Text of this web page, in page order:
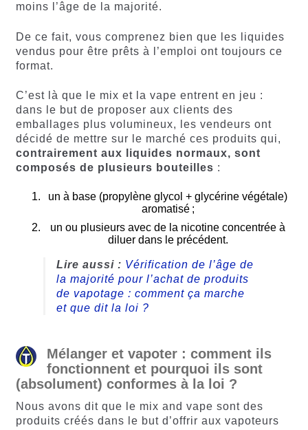
moins l’âge de la majorité.
De ce fait, vous comprenez bien que les liquides
vendus pour être prêts à l’emploi ont toujours ce
format.
C’est là que le mix et la vape entrent en jeu :
dans le but de proposer aux clients des
emballages plus volumineux, les vendeurs ont
décidé de mettre sur le marché ces produits qui,
contrairement aux liquides normaux, sont
composés de plusieurs bouteilles :
un à base (propylène glycol + glycérine végétale)
aromatisé ;
un ou plusieurs avec de la nicotine concentrée à
diluer dans le précédent.
Lire aussi : Vérification de l’âge de
la majorité pour l’achat de produits
de vapotage : comment ça marche
et que dit la loi ?
Mélanger et vapoter : comment ils
fonctionnent et pourquoi ils sont
(absolument) conformes à la loi ?
Nous avons dit que le mix and vape sont des
produits créés dans le but d’offrir aux vapoteurs